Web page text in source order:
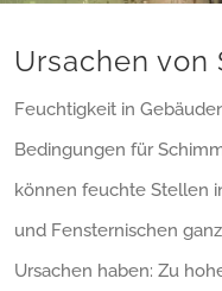
Ursachen von
Feuchtigkeit in
Bedingungen für
können feuchte Stellen
und Fensternischen
Ursachen haben: Zu